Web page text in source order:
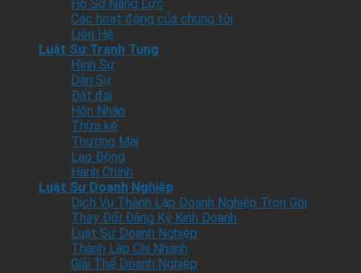
Hồ Sơ Năng Lực
Các hoạt động của chúng tôi
Liên Hệ
Luật Sư Tranh Tụng
Hình Sự
Dân Sự
Đất đai
Hôn Nhân
Thừa kế
Thương Mại
Lao Động
Hành Chính
Luật Sư Doanh Nghiệp
Dịch Vụ Thành Lập Doanh Nghiệp Trọn Gói
Thay Đổi Đăng Ký Kinh Doanh
Luật Sư Doanh Nghiệp
Thành Lập Chi Nhánh
Giải Thể Doanh Nghiệp